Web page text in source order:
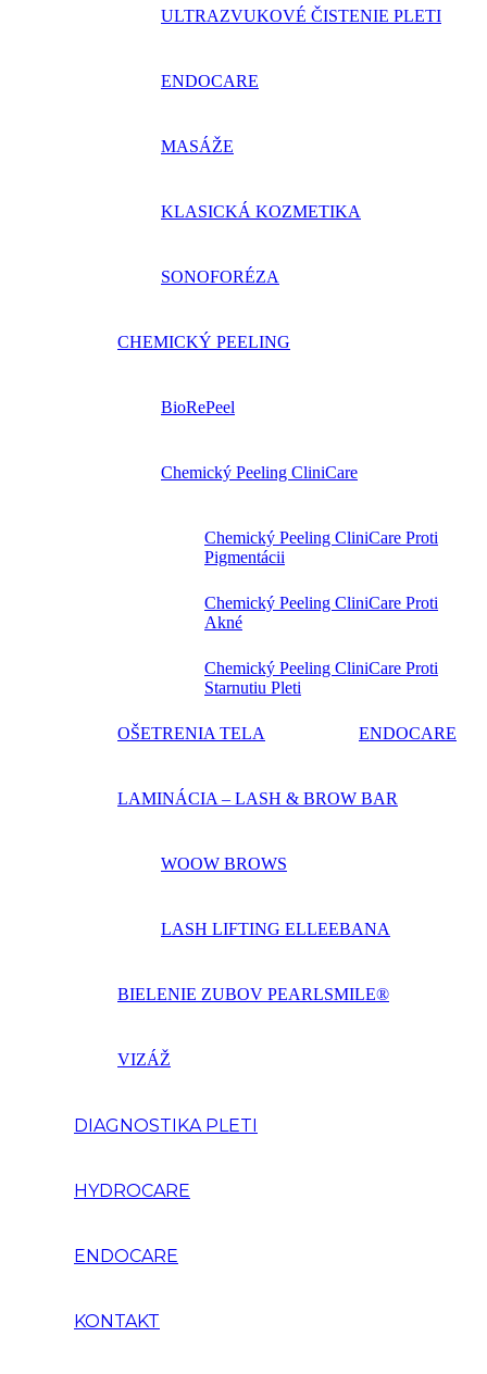
ULTRAZVUKOVÉ ČISTENIE PLETI
ENDOCARE
MASÁŽE
KLASICKÁ KOZMETIKA
SONOFORÉZA
CHEMICKÝ PEELING
BioRePeel
Chemický Peeling CliniCare
Chemický Peeling CliniCare Proti
Pigmentácii
Chemický Peeling CliniCare Proti
Akné
Chemický Peeling CliniCare Proti
Starnutiu Pleti
OŠETRENIA TELA ENDOCARE
LAMINÁCIA – LASH & BROW BAR
WOOW BROWS
LASH LIFTING ELLEEBANA
BIELENIE ZUBOV PEARLSMILE®
VIZÁŽ
DIAGNOSTIKA PLETI
HYDROCARE
ENDOCARE
KONTAKT